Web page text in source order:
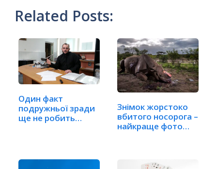
Related Posts:
Один факт
подружньої зради
ще не робить
Знімок жорстоко
вбитого носорога –
найкраще фото…